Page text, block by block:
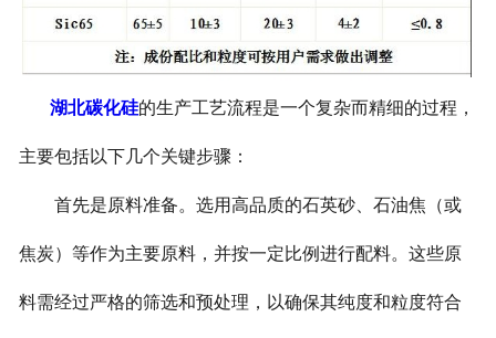
湖北碳化硅的生产工艺流程是一个复杂而精细的过程，
主要包括以下几个关键步骤：
首先是原料准备。选用高品质的石英砂、石油焦（或
焦炭）等作为主要原料，并按一定比例进行配料。这些原
料需经过严格的筛选和预处理，以确保其纯度和粒度符合